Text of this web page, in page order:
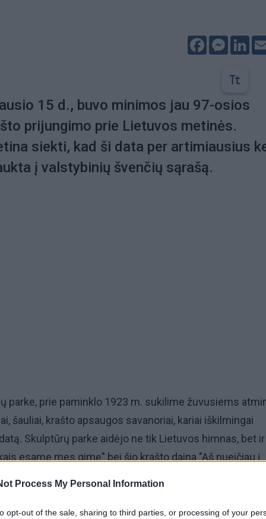
Process My Personal Information
opt-out of the sale, sharing to third parties, or processing of your
Facebook
15 d., buvo minimos jau 97-osios
prijungimo prie Lietuvos metinės.
siekti, kad ši data per artimiausius
į valstybinių švenčių sąrašą.
parke, prie paminklo 1923 m. sukilime žuvusiems
šauliai, krašto apsaugos savanoriai, kariai iškilmingai
Skulptūrų parke aidėjo ne tik Lietuvos himnas, bet ir
esame mes gimę" bei šio krašto daina "Aš nueičiau į
Klaipėdos miesto meras Vytautas